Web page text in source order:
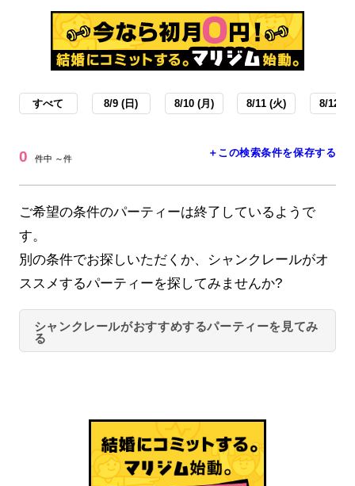
すべて 8/9 (日) 8/10 (月) 8/11 (火) 8/12 (
0 件中 ～件 ＋この検索条件を保存する
ご希望の条件のパーティーは終了しているようで
す。
別の条件でお探しいただくか、シャンクレールがオ
ススメするパーティーを探してみませんか?
シャンクレールがおすすめするパーティーを見てみ
る